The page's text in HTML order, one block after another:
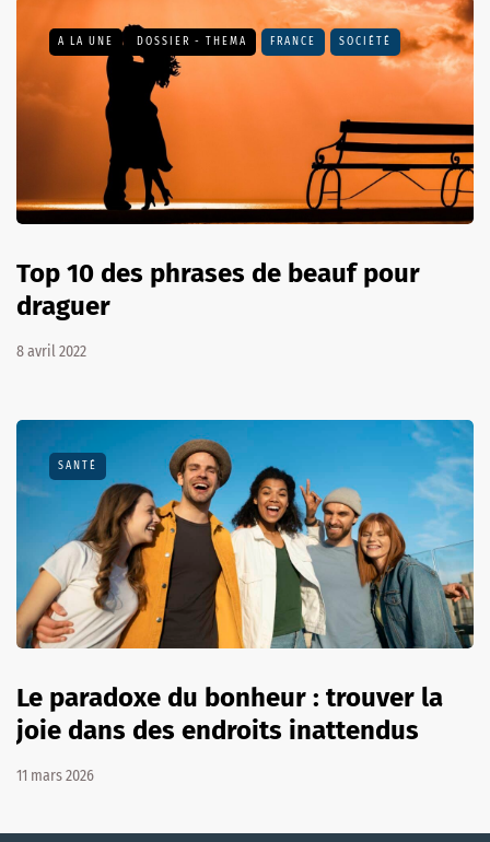
A LA UNE DOSSIER - THEMA FRANCE SOCIÉTÉ
Top 10 des phrases de beauf pour
draguer
8 avril 2022
SANTÉ
Le paradoxe du bonheur : trouver la
joie dans des endroits inattendus
11 mars 2026